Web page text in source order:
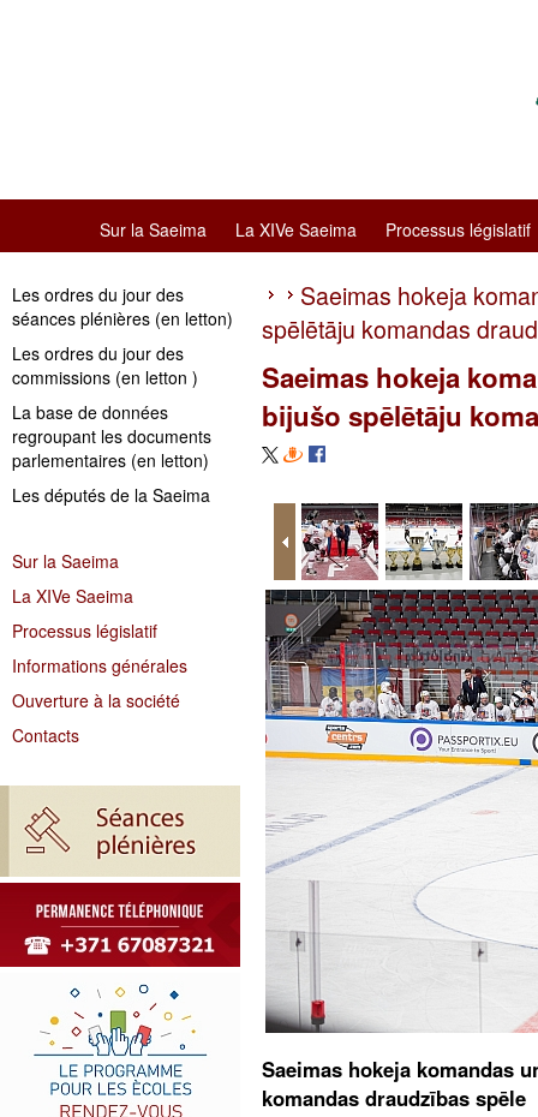
Sur la Saeima La XIVe Saeima Processus législatif
Les ordres du jour des
séances plénières (en letton)
Les ordres du jour des
commissions (en letton )
La base de données
regroupant les documents
parlementaires (en letton)
Les députés de la Saeima
Sur la Saeima
La XIVe Saeima
Processus législatif
Informations générales
Ouverture à la société
Contacts
Saeimas hokeja
spēlētāju komandas
Saeimas hokeja
bijušo spēlētāju
Saeimas hokeja komandas
komandas draudzības spēle